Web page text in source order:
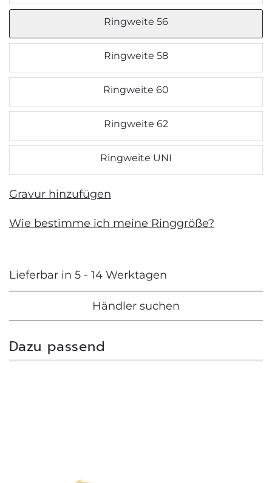
Ringweite 56
Ringweite 58
Ringweite 60
Ringweite 62
Ringweite UNI
Gravur hinzufügen
Wie bestimme ich meine Ringgröße?
Lieferbar in 5 - 14 Werktagen
Händler suchen
Dazu passend